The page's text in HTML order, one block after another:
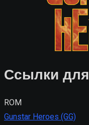
Ссылки
ROM
Gunstar Heroes (GG)